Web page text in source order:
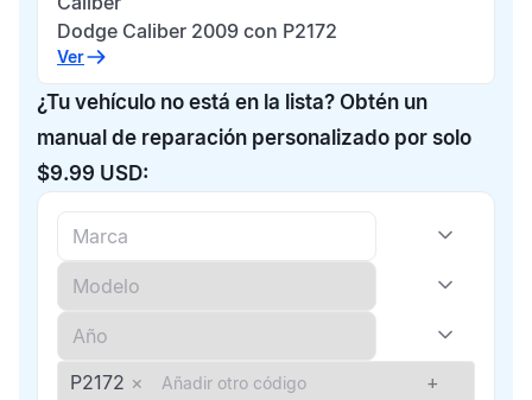
Dodge Caliber 2009 con P2172
Ver
¿Tu vehículo no está en la lista? Obtén un
manual de reparación personalizado por solo
$9.99 USD:
P2172 × +